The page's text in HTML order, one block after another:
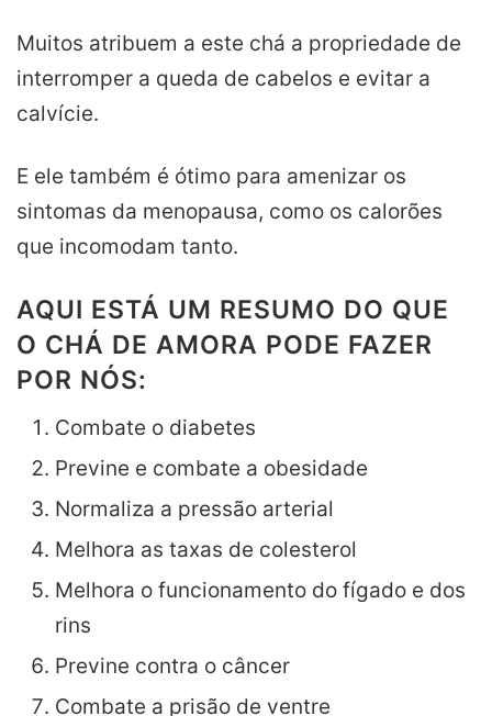
Muitos atribuem a este chá a propriedade de
interromper a queda de cabelos e evitar a
calvície.
E ele também é ótimo para amenizar os
sintomas da menopausa, como os calorões
que incomodam tanto.
AQUI ESTÁ UM RESUMO DO QUE
O CHÁ DE AMORA PODE FAZER
POR NÓS:
Combate o diabetes
Previne e combate a obesidade
Normaliza a pressão arterial
Melhora as taxas de colesterol
Melhora o funcionamento do fígado e dos
rins
Previne contra o câncer
Combate a prisão de ventre